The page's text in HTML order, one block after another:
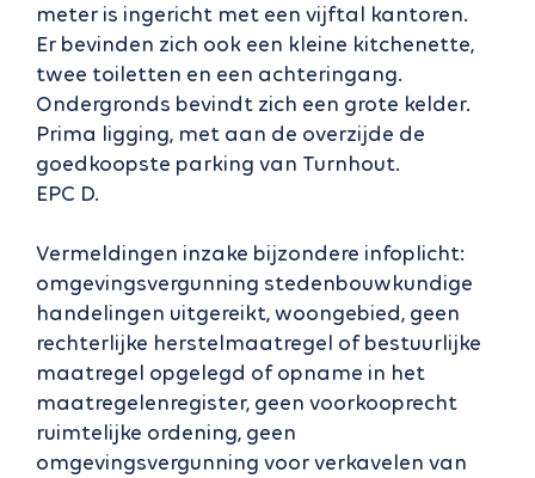
meter is ingericht met een vijftal kantoren.
Er bevinden zich ook een kleine kitchenette,
twee toiletten en een achteringang.
Ondergronds bevindt zich een grote kelder.
Prima ligging, met aan de overzijde de
goedkoopste parking van Turnhout.
EPC D.
Vermeldingen inzake bijzondere infoplicht:
omgevingsvergunning stedenbouwkundige
handelingen uitgereikt, woongebied, geen
rechterlijke herstelmaatregel of bestuurlijke
maatregel opgelegd of opname in het
maatregelenregister, geen voorkooprecht
ruimtelijke ordening, geen
omgevingsvergunning voor verkavelen van